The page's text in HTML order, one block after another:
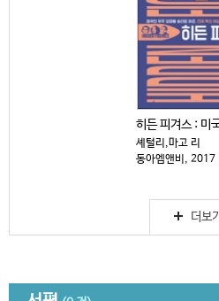
셰털리,마고 리
동아엠앤비, 2017
더보기